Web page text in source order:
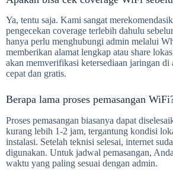
Ya, tentu saja. Kami sangat
pengecekan coverage terlebih dahulu
hanya perlu menghubungi admin melalui
memberikan alamat lengkap atau share
akan memverifikasi ketersediaan jaringan di
cepat dan gratis.
Berapa lama proses pemasangan
Proses pemasangan biasanya dapat
kurang lebih 1-2 jam, tergantung kondisi
instalasi. Setelah teknisi selesai, internet
digunakan. Untuk jadwal pemasangan,
waktu yang paling sesuai dengan admin.